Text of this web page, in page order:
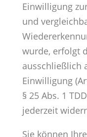
Einwilligung
und
wurde, erfolgt
ausschließlich
Einwilligung
§ 25 Abs. 1
jederzeit
Sie können